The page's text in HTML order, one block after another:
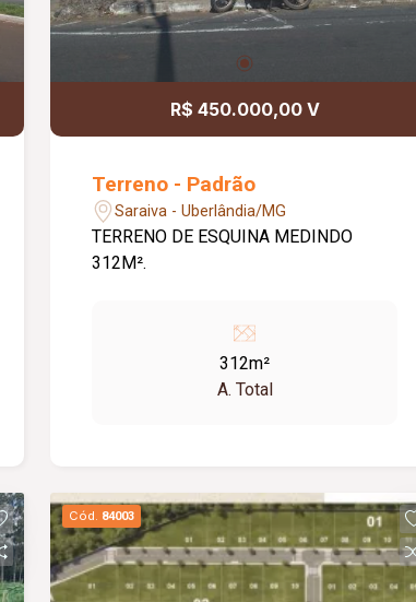
R$ 450.000,00 V
Terreno - Padrão
Saraiva - Uberlândia/MG
TERRENO DE ESQUINA MEDINDO
312M².
312m²
A. Total
Cód. 84003